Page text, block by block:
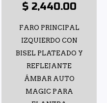
$ 2,440.00
FARO PRINCIPAL
IZQUIERDO CON
BISEL PLATEADO Y
REFLEJANTE
ÁMBAR AUTO
MAGIC PARA